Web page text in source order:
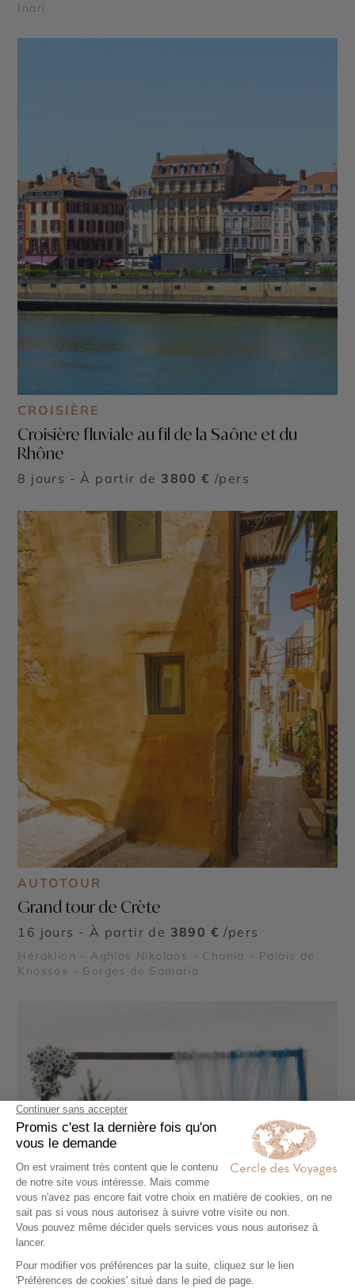
Inari
CROISIÈRE
Croisière fluviale au fil de la Saône et du
Rhône
8 jours - À partir de 3800 € /pers
AUTOTOUR
Grand tour de Crète
16 jours - À partir de 3890 € /pers
Héraklion - Aghios Nikolaos - Chania - Palais de
Knossos - Gorges de Samaria